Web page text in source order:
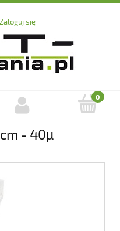
Zaloguj się
- 40µ